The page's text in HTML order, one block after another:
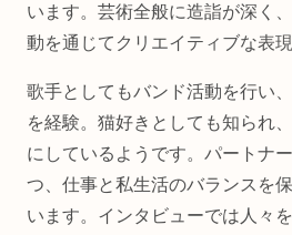
います。芸術全般に造詣が深く
動を通じてクリエイティブな表
歌手としてもバンド活動を行い
を経験。猫好きとしても知られ
にしているようです。パートナ
つ、仕事と私生活のバランスを
います。インタビューでは人々